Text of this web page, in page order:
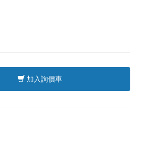
加入詢價車